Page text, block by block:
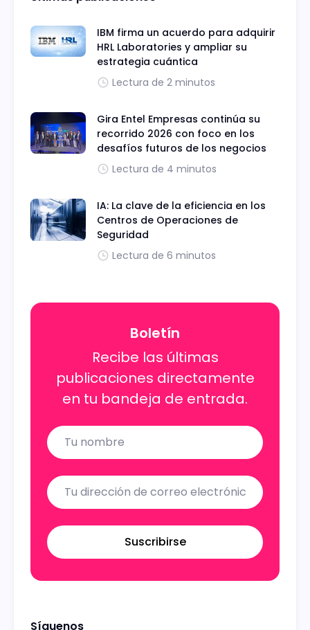
IBM firma un acuerdo para adquirir
HRL Laboratories y ampliar su
estrategia cuántica
Lectura de 2 minutos
Gira Entel Empresas continúa su
recorrido 2026 con foco en los
desafíos futuros de los negocios
Lectura de 4 minutos
IA: La clave de la eficiencia en los
Centros de Operaciones de
Seguridad
Lectura de 6 minutos
Boletín
Recibe las últimas
publicaciones directamente
en tu bandeja de entrada.
Name
Email
Suscribirse
Síguenos